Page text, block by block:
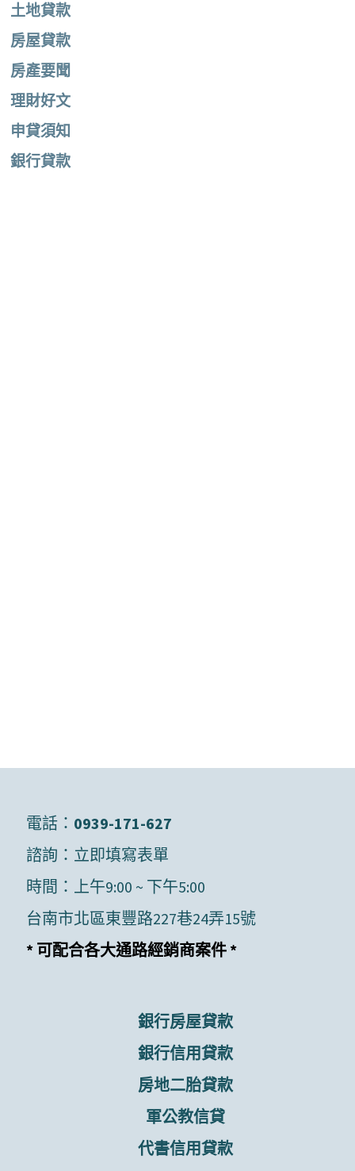
土地貸款
房屋貸款
房產要聞
理財好文
申貸須知
銀行貸款
電話： 0939-171-627
諮詢： 立即填寫表單
時間：上午9:00 ~ 下午5:00
台南市北區東豐路227巷24弄15號
* 可配合各大通路經銷商案件 *
銀行房屋貸款
銀行信用貸款
房地二胎貸款
軍公教信貸
代書信用貸款